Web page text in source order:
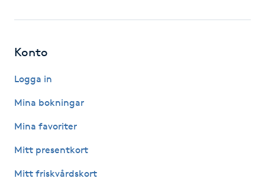
Gua Sha-massage
H
Hatha Yoga
Healing
Konto
Logga in
Mina bokningar
Mina favoriter
Mitt presentkort
Mitt friskvårdskort